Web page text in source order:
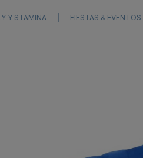
Y STAMINA FIESTAS & EVENTOS